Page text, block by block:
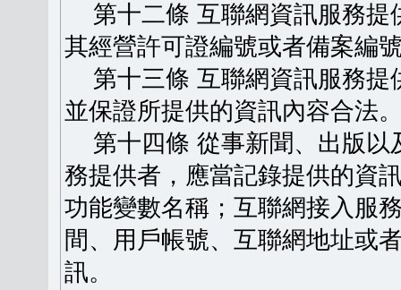
第十二條 互聯網資訊服務提
其經營許可證編號或者備案編
第十三條 互聯網資訊服務提
並保證所提供的資訊內容合法
第十四條 從事新聞、出版以
務提供者，應當記錄提供的資
功能變數名稱；互聯網接入服
間、用戶帳號、互聯網地址或
訊。